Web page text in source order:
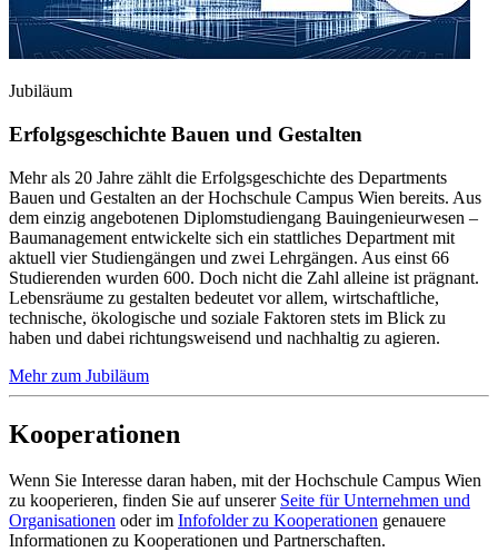
Jubiläum
Erfolgsgeschichte Bauen und Gestalten
Mehr als 20 Jahre zählt die Erfolgsgeschichte des Departments
Bauen und Gestalten an der Hochschule Campus Wien bereits. Aus
dem einzig angebotenen Diplomstudiengang Bauingenieurwesen –
Baumanagement entwickelte sich ein stattliches Department mit
aktuell vier Studiengängen und zwei Lehrgängen. Aus einst 66
Studierenden wurden 600. Doch nicht die Zahl alleine ist prägnant.
Lebensräume zu gestalten bedeutet vor allem, wirtschaftliche,
technische, ökologische und soziale Faktoren stets im Blick zu
haben und dabei richtungsweisend und nachhaltig zu agieren.
Mehr zum Jubiläum
Kooperationen
Wenn Sie Interesse daran haben, mit der Hochschule Campus Wien
zu kooperieren, finden Sie auf unserer Seite für Unternehmen und
Organisationen oder im Infofolder zu Kooperationen genauere
Informationen zu Kooperationen und Partnerschaften.